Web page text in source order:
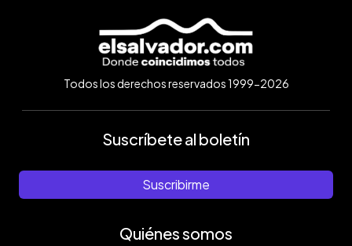
Todos los derechos reservados 1999-2026
Suscríbete al boletín
Suscribirme
Quiénes somos